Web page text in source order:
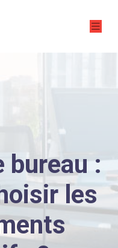
bureau :
les